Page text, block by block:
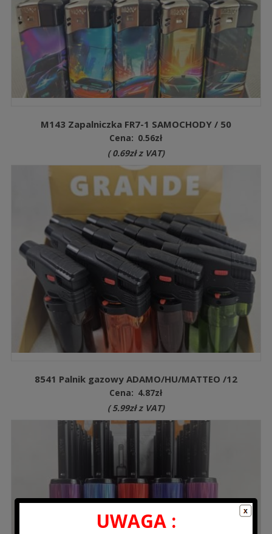
M143 Zapalniczka FR7-1 SAMOCHODY / 50
Cena: 0.56zł
( 0.69złz VAT)
8541 Palnik gazowy ADAMO/HU/MATTEO /12
Cena: 4.87zł
( 5.99złz VAT)
UWAGA :